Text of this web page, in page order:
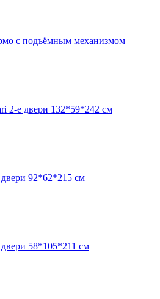
с подъёмным механизмом
2-е двери 132*59*242 см
92*62*215 см
58*105*211 см